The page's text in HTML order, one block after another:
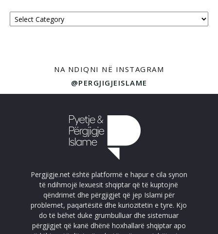
Kategoritë
NA NDIQNI NË INSTAGRAM
@PERGJIGJEISLAME
Pergjigje.net është platformë e hapur e cila synon
të ndihmojë lexuesit shqiptar që të kuptojnë
qëndrimet dhe përgjigjet që jep Islami për
problemet, paqartësitë dhe kuriozitetin e tyre. Kjo
do të bëhet duke grumbulluar dhe sistemuar
përgjigjet që kanë dhënë hoxhallarë shqiptar apo